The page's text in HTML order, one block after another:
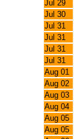
Jul 29
Jul 30
Jul 31
Jul 31
Jul 31
Jul 31
Aug 01
Aug 02
Aug 03
Aug 04
Aug 05
Aug 05